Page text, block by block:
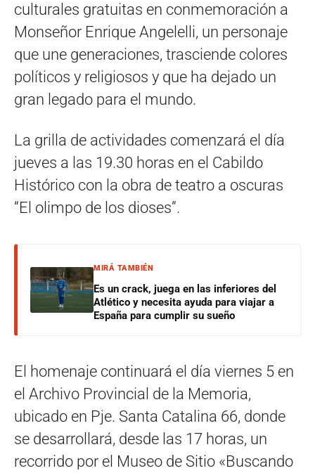
culturales gratuitas en conmemoración a
Monseñor Enrique Angelelli, un personaje
que une generaciones, trasciende colores
políticos y religiosos y que ha dejado un
gran legado para el mundo.
La grilla de actividades comenzará el día
jueves a las 19.30 horas en el Cabildo
Histórico con la obra de teatro a oscuras
“El olimpo de los dioses”.
MIRÁ TAMBIÉN
Es un crack, juega en las inferiores del
Atlético y necesita ayuda para viajar a
España para cumplir su sueño
El homenaje continuará el día viernes 5 en
el Archivo Provincial de la Memoria,
ubicado en Pje. Santa Catalina 66, donde
se desarrollará, desde las 17 horas, un
recorrido por el Museo de Sitio «Buscando